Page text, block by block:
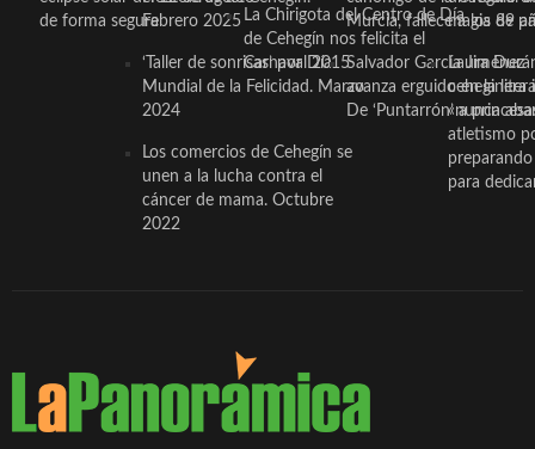
de forma seguraFebrero 2025
‘Taller de sonrisas’ por Día
Mundial de la Felicidad. Marzo
2024
Los comercios de Cehegín se
unen a la lucha contra el
cáncer de mama. Octubre
2022
La Chirigota del Centro de Día
de Cehegín nos felicita el
Carnaval 2015
Murcia, fallece a los 89
Salvador García Jiménez
avanza erguido en la
De ‘Puntarrón’ a
magia de
Laura
ceheginera
«nunca
atletismo
para